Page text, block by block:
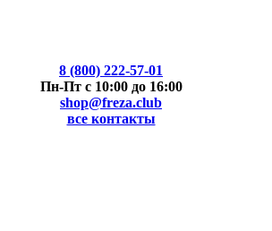
8 (800) 222-57-01
Пн-Пт с 10:00 до 16:00
shop@freza.club
все контакты